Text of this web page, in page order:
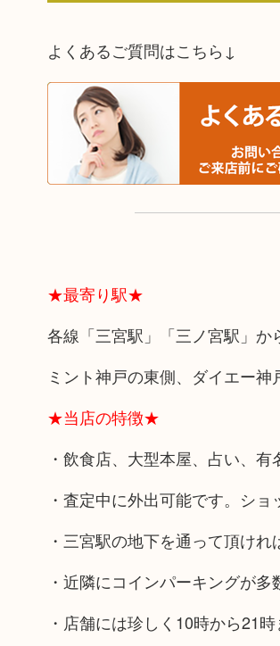
よくあるご質問はこちら↓
★最寄り駅★
各線「三宮駅」「三ノ宮駅」か
ミント神戸の東側、ダイエー神
★当店の特徴★
・飲食店、大型本屋、占い、
・査定中に外出可能です。ショ
・三宮駅の地下を通って頂けれ
・近隣にコインパーキングが
・店舗には珍しく10時から21